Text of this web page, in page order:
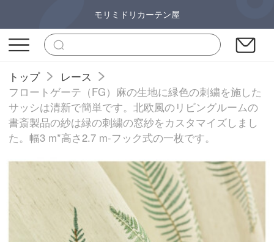
モリミドリカーテン屋
トップ
レース
フロートゲーテ（FG）麻の生地に緑色の刺繍を施した
サッシは清新で簡単です。北欧風のリビングルームの
書斎製品の紗は緑の刺繍の窓紗をカスタマイズしまし
た。幅3 m*高さ2.7 m-フック式の一枚です。